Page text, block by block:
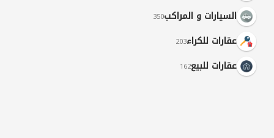
السيارات و المراكب350
عقارات للكراء203
عقارات للبيع162